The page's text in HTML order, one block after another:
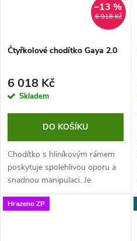
6 918 Kč
–13 %
Čtyřkolové chodítko Gaya 2.0
6 018 Kč
Skladem
DO KOŠÍKU
Chodítko s hliníkovým rámem
poskytuje spolehlivou oporu a
snadnou manipulaci. Je
vybaveno odklopnými
stupačkami, což umožňuje jeho
Hrazeno ZP